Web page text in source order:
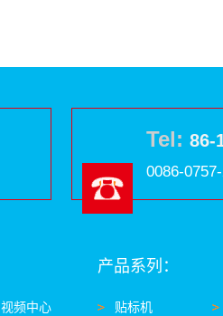
Tel: 86-
0086-
视频中心
产品系列：
贴标机